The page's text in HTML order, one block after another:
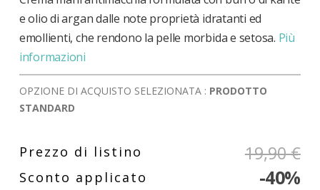
immagini
e olio di argan dalle note proprietà idratanti ed
emollienti, che rendono la pelle morbida e setosa. Più
informazioni
OPZIONE DI ACQUISTO SELEZIONATA : PRODOTTO
STANDARD
19,90 €
-40%